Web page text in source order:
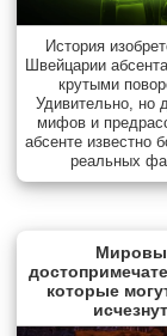
История
Швейцарии
крутыми
Удивительно, но
мифов и
абсенте известно
реальных
которые